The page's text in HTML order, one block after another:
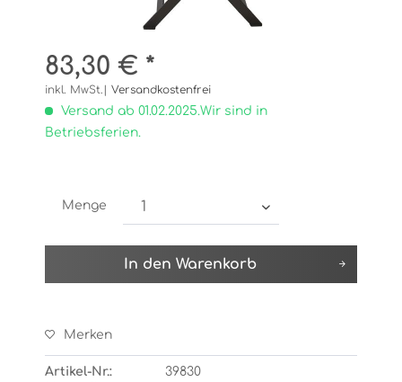
83,30 € *
inkl. MwSt.| Versandkostenfrei
Versand ab 01.02.2025.Wir sind in
Betriebsferien.
Menge
In den Warenkorb
Merken
Artikel-Nr.:
39830